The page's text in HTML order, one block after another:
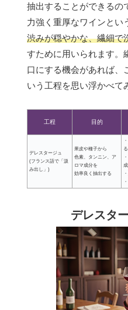
抽出することができるの
力強く重厚なワインとい
渋みが穏やかな、繊細で
すために用いられます。
口にする機会があれば、
いう工程を思い浮かべて
工程 目的
デレスタージュ
(フランス語で「汲
み出し」)
果皮や種子から
色素、タンニン、ア
ロマ成分を
効率良く抽出する
る
デレスタ